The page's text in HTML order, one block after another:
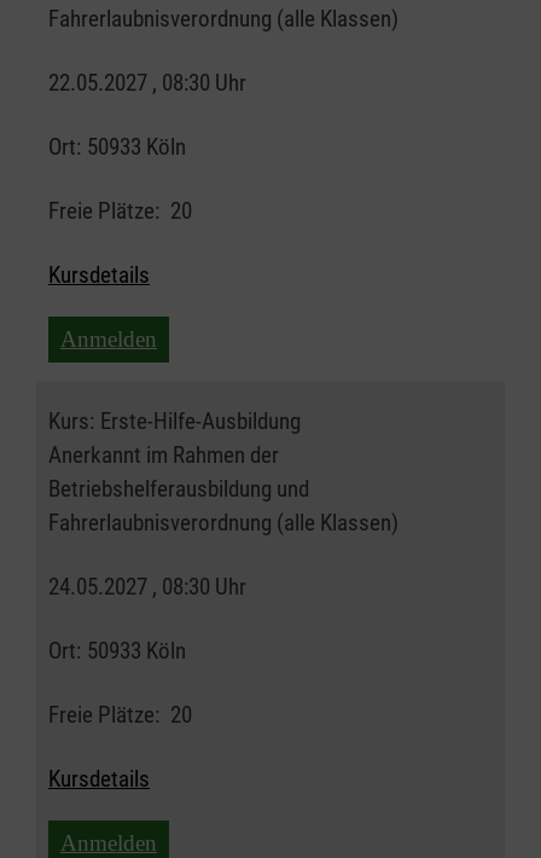
Fahrerlaubnisverordnung (alle Klassen)
22.05.2027 , 08:30 Uhr
Ort: 50933 Köln
Freie Plätze: 20
Kursdetails
Anmelden
Kurs: Erste-Hilfe-Ausbildung
Anerkannt im Rahmen der
Betriebshelferausbildung und
Fahrerlaubnisverordnung (alle Klassen)
24.05.2027 , 08:30 Uhr
Ort: 50933 Köln
Freie Plätze: 20
Kursdetails
Anmelden